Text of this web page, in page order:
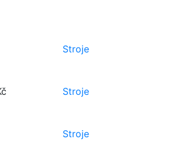
Stroje
Stroje
Stroje